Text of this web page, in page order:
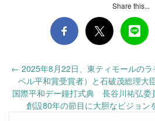
Share this...
Post
navigation
← 2025年8月22日、東ティモールの
ベル平和賞受賞者）と石破茂総理大
国際平和デー鐘打式典 長谷川祐弘
創設80年の節目に大胆なビジョン